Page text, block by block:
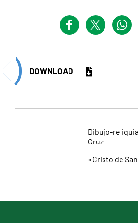
DOWNLOAD
Dibujo-
Cruz
«Cristo de